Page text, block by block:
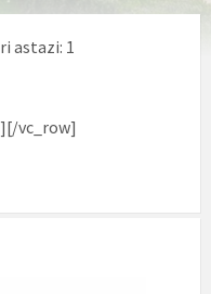
astazi: 1
vc_row]